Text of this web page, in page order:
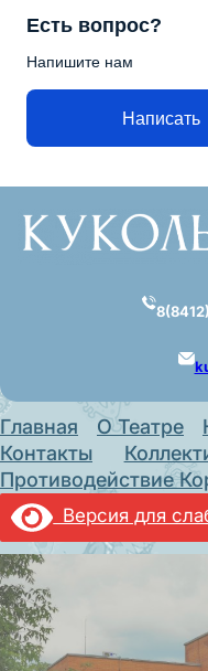
Есть вопрос?
Напишите нам
Написать
содержимому
Главная О Театре
Контакты
Противодействие
Версия для